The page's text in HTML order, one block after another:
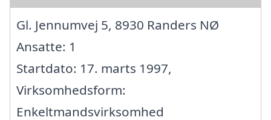
Gl. Jennumvej 5, 8930 Randers NØ
Ansatte: 1
Startdato: 17. marts 1997,
Virksomhedsform:
Enkeltmandsvirksomhed